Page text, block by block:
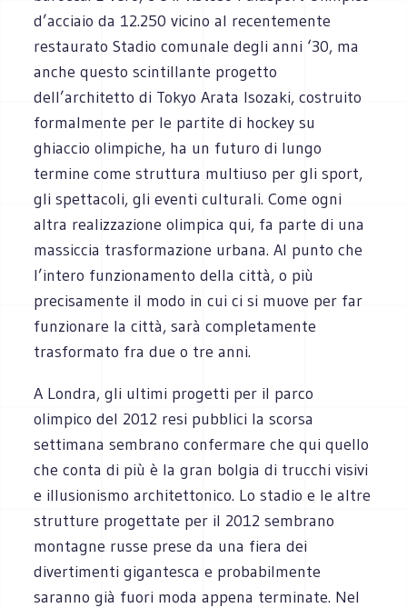
d’acciaio da 12.250 vicino al recentemente
restaurato Stadio comunale degli anni ‘30, ma
anche questo scintillante progetto
dell’architetto di Tokyo Arata Isozaki, costruito
formalmente per le partite di hockey su
ghiaccio olimpiche, ha un futuro di lungo
termine come struttura multiuso per gli sport,
gli spettacoli, gli eventi culturali. Come ogni
altra realizzazione olimpica qui, fa parte di una
massiccia trasformazione urbana. Al punto che
l’intero funzionamento della città, o più
precisamente il modo in cui ci si muove per far
funzionare la città, sarà completamente
trasformato fra due o tre anni.
A Londra, gli ultimi progetti per il parco
olimpico del 2012 resi pubblici la scorsa
settimana sembrano confermare che qui quello
che conta di più è la gran bolgia di trucchi visivi
e illusionismo architettonico. Lo stadio e le altre
strutture progettate per il 2012 sembrano
montagne russe prese da una fiera dei
divertimenti gigantesca e probabilmente
saranno già fuori moda appena terminate. Nel